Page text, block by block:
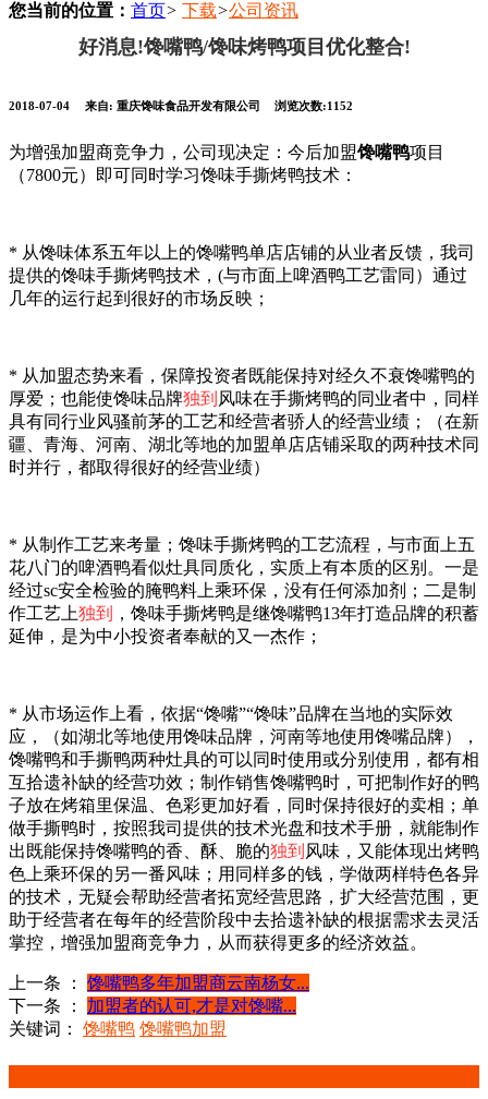
您当前的位置： 首页> 下载>公司资讯
好消息!馋嘴鸭/馋味烤鸭项目优化整合!
2018-07-04 来自: 重庆馋味食品开发有限公司 浏览次数:1152
为增强加盟商竞争力，公司现决定：今后加盟馋嘴鸭项目
（7800元）即可同时学习馋味手撕烤鸭技术：
* 从馋味体系五年以上的馋嘴鸭单店店铺的从业者反馈，我司
提供的馋味手撕烤鸭技术，(与市面上啤酒鸭工艺雷同）通过
几年的运行起到很好的市场反映；
* 从加盟态势来看，保障投资者既能保持对经久不衰馋嘴鸭的
厚爱；也能使馋味品牌独到 风味在手撕烤鸭的同业者中，同样
具有同行业风骚前茅的工艺和经营者骄人的经营业绩；（在新
疆、青海、河南、湖北等地的加盟单店店铺采取的两种技术同
时并行，都取得很好的经营业绩）
* 从制作工艺来考量；馋味手撕烤鸭的工艺流程，与市面上五
花八门的啤酒鸭看似灶具同质化，实质上有本质的区别。一是
经过sc安全检验的腌鸭料上乘环保，没有任何添加剂；二是制
作工艺上独到
，馋味手撕烤鸭是继馋嘴鸭13年打造品牌的积蓄
延伸，是为中小投资者奉献的又一杰作；
* 从市场运作上看，依据“馋嘴”“馋味”品牌在当地的实际效
应，（如湖北等地使用馋味品牌，河南等地使用馋嘴品牌），
馋嘴鸭和手撕鸭两种灶具的可以同时使用或分别使用，都有相
互拾遗补缺的经营功效；制作销售馋嘴鸭时，可把制作好的鸭
子放在烤箱里保温、色彩更加好看，同时保持很好的卖相；单
做手撕鸭时，按照我司提供的技术光盘和技术手册，就能制作
出既能保持馋嘴鸭的香、酥、脆的独到 风味，又能体现出烤鸭
色上乘环保的另一番风味；用同样多的钱，学做两样特色各异
的技术，无疑会帮助经营者拓宽经营思路，扩大经营范围，更
助于经营者在每年的经营阶段中去拾遗补缺的根据需求去灵活
掌控，增强加盟商竞争力，从而获得更多的经济效益。
上一条 ：
馋嘴鸭多年加盟商云南杨女...
下一条 ：
加盟者的认可,才是对馋嘴...
关键词： 馋嘴鸭 馋嘴鸭加盟